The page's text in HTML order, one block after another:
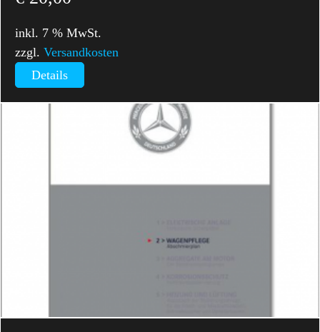
inkl. 7 % MwSt.
zzgl.Versandkosten
Details